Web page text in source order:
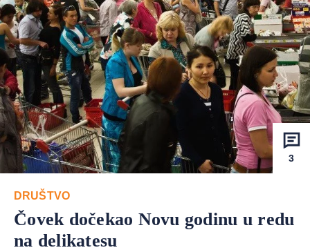
3
DRUŠTVO
Čovek dočekao Novu godinu u redu
na delikatesu